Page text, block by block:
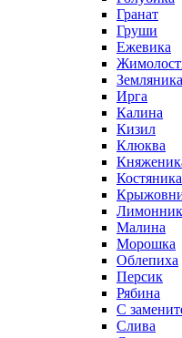
Гранат
Груши
Ежевика
Земляника
Ирга
Калина
Кизил
Клюква
Костяника
Лимонник
Малина
Морошка
Облепиха
Персик
Рябина
С
Слива